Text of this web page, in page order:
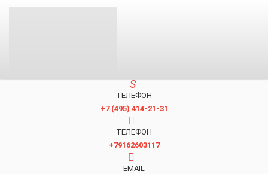
ТЕЛЕФОН
+7 (495) 414-21-31
TЕЛЕФОН
+79162603117
EMAIL